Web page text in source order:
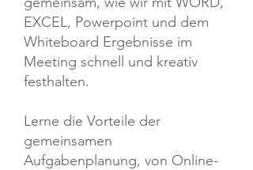
EXCEL, Powerpoint und dem
Whiteboard Ergebnisse im
Meeting schnell und kreativ
festhalten.
Lerne die Vorteile der
gemeinsamen
Aufgabenplanung, von Online-